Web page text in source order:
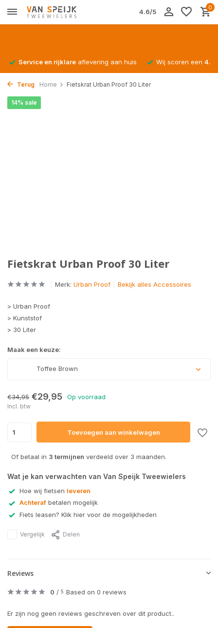
4.6/5
0
Service en rijklare aflevering aan huis Wij scoren een
Terug Home Fietskrat Urban Proof 30 Liter
Fietskrat Urban Proof 30 Liter
14% sale
Merk: Urban Proof Bekijk alles Accessoires
> Urban Proof
> Kunststof
> 30 Liter
Maak een keuze:
Toffee Brown
€34,95 €29,95 Op voorraad
Incl. btw
Toevoegen aan winkelwagen
Of betaal in 3 termijnen verdeeld over 3 maanden.
Wat je kan verwachten van Van Speijk Tweewielers
Hoe wij fietsen leveren
Achteraf betalen mogelijk
Fiets leasen? Klik hier voor de mogelijkheden
Vergelijk Delen
Reviews
0 / 5 Based on 0 reviews
Er zijn nog geen reviews geschreven over dit product..